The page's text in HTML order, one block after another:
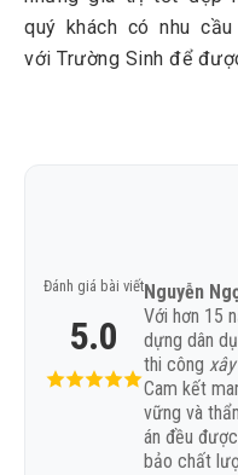
quý khách có nhu
với Trường Sinh để
Đánh giá bài viết
5.0
Nguyễn
Với hơn 15
dựng dân
thi công
Cam kết
vững và
án đều
bảo chất